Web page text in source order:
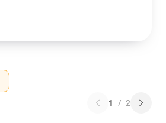
1 / 2